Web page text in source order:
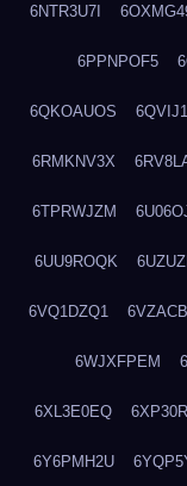
6NTR3U7I
6PPNPOF5
6QKOAUOS
6RMKNV3X
6TPRWJZM
6UU9ROQK
6VQ1DZQ1
6WJXFPEM
6XL3E0EQ
6Y6PMH2U